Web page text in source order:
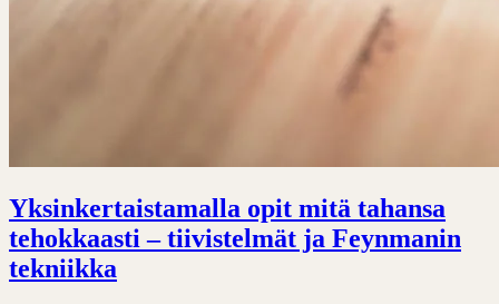
Yksinkertaistamalla opit mitä tahansa
tehokkaasti – tiivistelmät ja Feynmanin
tekniikka